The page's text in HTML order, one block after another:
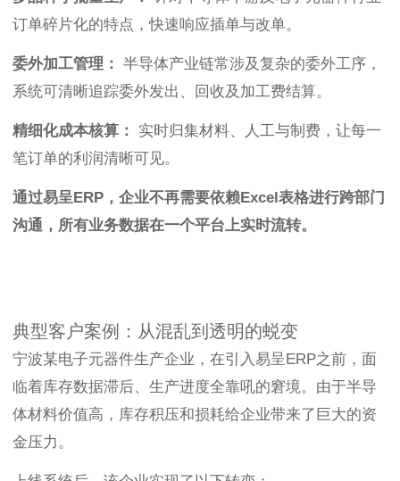
订单碎片化的特点，快速响应插单与改单。
委外加工管理：
半导体产业链常涉及复杂的委外工序，
系统可清晰追踪委外发出、回收及加工费结算。
精细化成本核算：
实时归集材料、人工与制费，让每一
笔订单的利润清晰可见。
通过易呈ERP，企业不再需要依赖Excel表格进行跨部门
沟通，所有业务数据在一个平台上实时流转。
典型客户案例：从混乱到透明的蜕变
宁波某电子元器件生产企业，在引入易呈ERP之前，面
临着库存数据滞后、生产进度全靠吼的窘境。由于半导
体材料价值高，库存积压和损耗给企业带来了巨大的资
金压力。